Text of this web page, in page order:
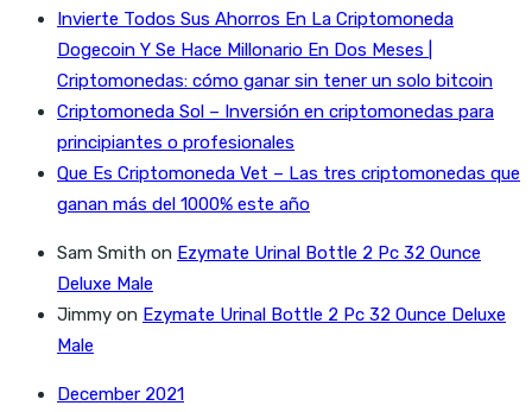
Invierte Todos Sus Ahorros En La Criptomoneda
Dogecoin Y Se Hace Millonario En Dos Meses |
Criptomonedas: cómo ganar sin tener un solo bitcoin
Criptomoneda Sol – Inversión en criptomonedas para
principiantes o profesionales
Que Es Criptomoneda Vet – Las tres criptomonedas que
ganan más del 1000% este año
Sam Smith on Ezymate Urinal Bottle 2 Pc 32 Ounce
Deluxe Male
Jimmy on Ezymate Urinal Bottle 2 Pc 32 Ounce Deluxe
Male
December 2021